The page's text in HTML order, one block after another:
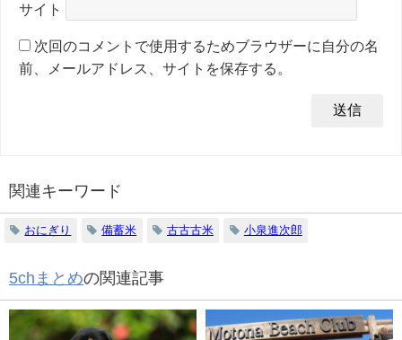
サイト
次回のコメントで使用するためブラウザーに自分の名
前、メールアドレス、サイトを保存する。
関連キーワード
おにぎり 備蓄米 古古古米 小泉進次郎
5chまとめの関連記事